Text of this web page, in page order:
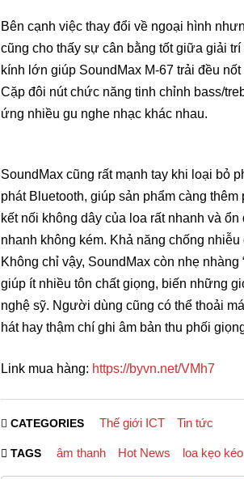
Bên cạnh việc thay đổi về ngoại hình
cũng cho thấy sự cân bằng tốt giữa giải
kính lớn giúp SoundMax M-67 trải đều
Cặp đôi nút chức năng tinh chỉnh bass/
ứng nhiều gu nghe nhạc khác nhau.
SoundMax cũng rất mạnh tay khi loại bỏ
phát Bluetooth, giúp sản phẩm càng
kết nối không dây của loa rất nhanh và
nhanh không kém. Khả năng chống
Không chỉ vậy, SoundMax còn nhẹ
giúp ít nhiều tôn chất giọng, biến những
nghệ sỹ. Người dùng cũng có thể thoải
hát hay thậm chí ghi âm bản thu phối
Link mua hàng: https://byvn.net/VMh7
CATEGORIES Thế giới ICT Tin tức
TAGS âm thanh Hot News loa kẹo kéo